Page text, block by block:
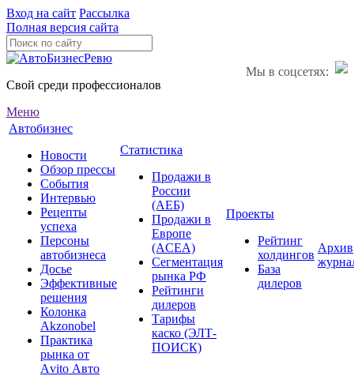
Вход на сайт Рассылка
Полная версия сайта
Мы в соцсетях:
Свой среди профессионалов
Меню
Автобизнес
Новости
Обзор прессы
События
Интервью
Рецепты
успеха
Персоны
автобизнеса
Досье
Эффективные
решения
Колонка
Akzonobel
Практика
рынка от
Аvito Авто
Статистика
Продажи в
России
(АЕБ)
Продажи в
Европе
(ACEA)
Сегментация
рынка РФ
Рейтинги
дилеров
Тарифы
каско (ЭЛТ-
ПОИСК)
Проекты
Рейтинг
холдингов
База
дилеров
Архив